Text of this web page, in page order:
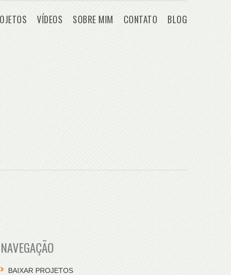
VÍDEOS SOBRE MIM CONTATO BLOG
NAVEGAÇÃO
BAIXAR PROJETOS